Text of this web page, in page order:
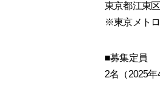
東京都江東
※東京メト
■募集定員
2名（2025年